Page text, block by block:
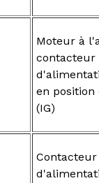
Moteur à
contacteur
en position
(IG)
Contacteur